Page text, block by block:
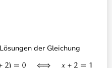
der Gleichung